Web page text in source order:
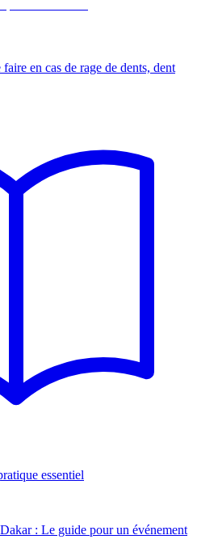
en cas de rage de dents, dent
essentiel
: Le guide pour un événement